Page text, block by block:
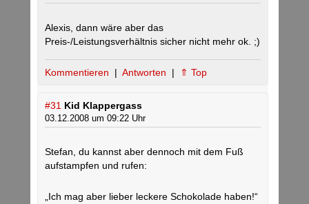
Alexis, dann wäre aber das
Preis-/Leistungsverhältnis sicher nicht mehr ok. ;)
Kommentieren | Antworten | ⇑ Top
#31 Kid Klappergass
03.12.2008 um 09:22 Uhr
Stefan, du kannst aber dennoch mit dem Fuß
aufstampfen und rufen:
„Ich mag aber lieber leckere Schokolade haben!“